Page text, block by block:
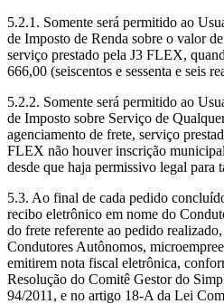
5.2.1. Somente será permitido ao
de Imposto de Renda sobre o valor
serviço prestado pela J3 FLEX,
666,00 (seiscentos e sessenta e seis
5.2.2. Somente será permitido ao
de Imposto sobre Serviço de
agenciamento de frete, serviço
FLEX não houver inscrição
desde que haja permissivo legal para
5.3. Ao final de cada pedido
recibo eletrônico em nome do
do frete referente ao pedido
Condutores Autônomos,
emitirem nota fiscal eletrônica,
Resolução do Comitê Gestor do
94/2011, e no artigo 18-A da Lei